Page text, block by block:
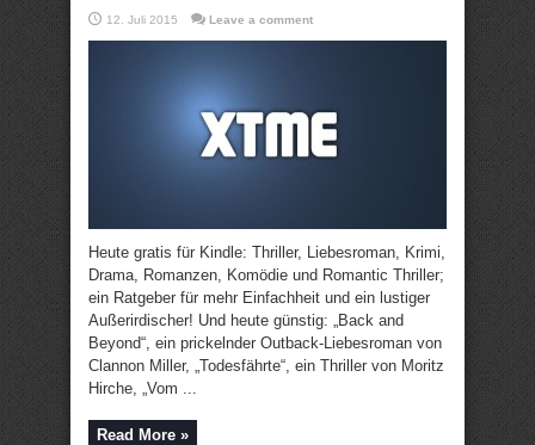
12. Juli 2015 Leave a comment
Heute gratis für Kindle: Thriller, Liebesroman, Krimi,
Drama, Romanzen, Komödie und Romantic Thriller;
ein Ratgeber für mehr Einfachheit und ein lustiger
Außerirdischer! Und heute günstig: „Back and
Beyond“, ein prickelnder Outback-Liebesroman von
Clannon Miller, „Todesfährte“, ein Thriller von Moritz
Hirche, „Vom ...
Read More »